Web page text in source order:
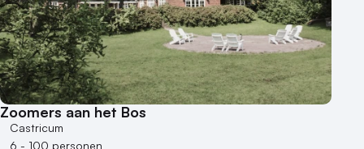
Zoomers aan het Bos
Castricum
6 - 100 personen